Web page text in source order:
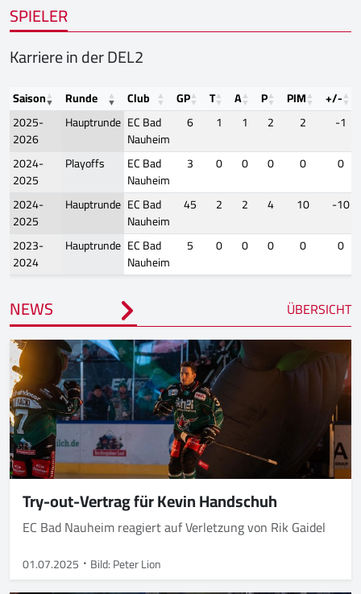
SPIELER
Karriere in der DEL2
Saison Runde Club GP T A P PIM
+/-
2025-
2026
Hauptrunde EC Bad
Nauheim
6 1 1 2 2
-1
2024-
2025
Playoffs
EC Bad
Nauheim
3 0 0 0 0
0
2024-
2025
Hauptrunde EC Bad
Nauheim
45 2 2 4 10
-10
2023-
2024
Hauptrunde EC Bad
Nauheim
5 0 0 0 0 0
NEWS ÜBERSICHT
Try-out-Vertrag für Kevin Handschuh
EC Bad Nauheim reagiert auf Verletzung von Rik Gaidel
01.07.2025 Bild: Peter Lion